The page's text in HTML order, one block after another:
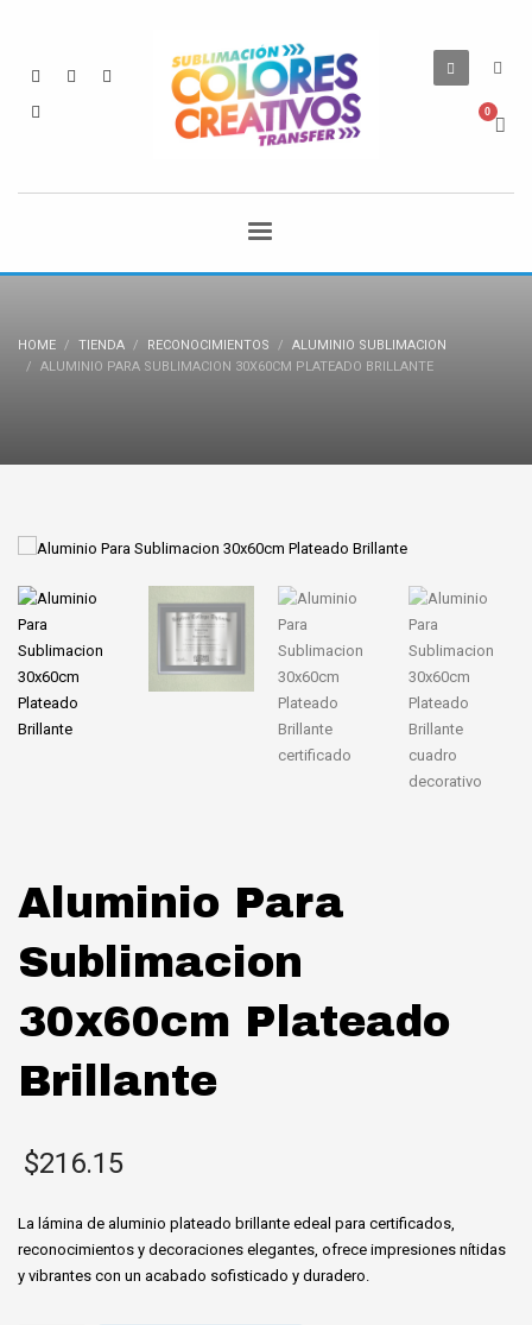
HOME TIENDA RECONOCIMIENTOS
ALUMINIO SUBLIMACION
ALUMINIO PARA SUBLIMACION 30X60CM PLATEADO BRILLANTE
Aluminio Para
Sublimacion
30x60cm Plateado
Brillante
$216.15
La lámina de aluminio plateado brillante edeal para certificados,
reconocimientos y decoraciones elegantes, ofrece impresiones nítidas
y vibrantes con un acabado sofisticado y duradero.